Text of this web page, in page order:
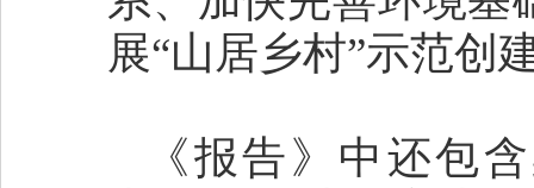
展“山居乡村”示范创
《报告》中还包